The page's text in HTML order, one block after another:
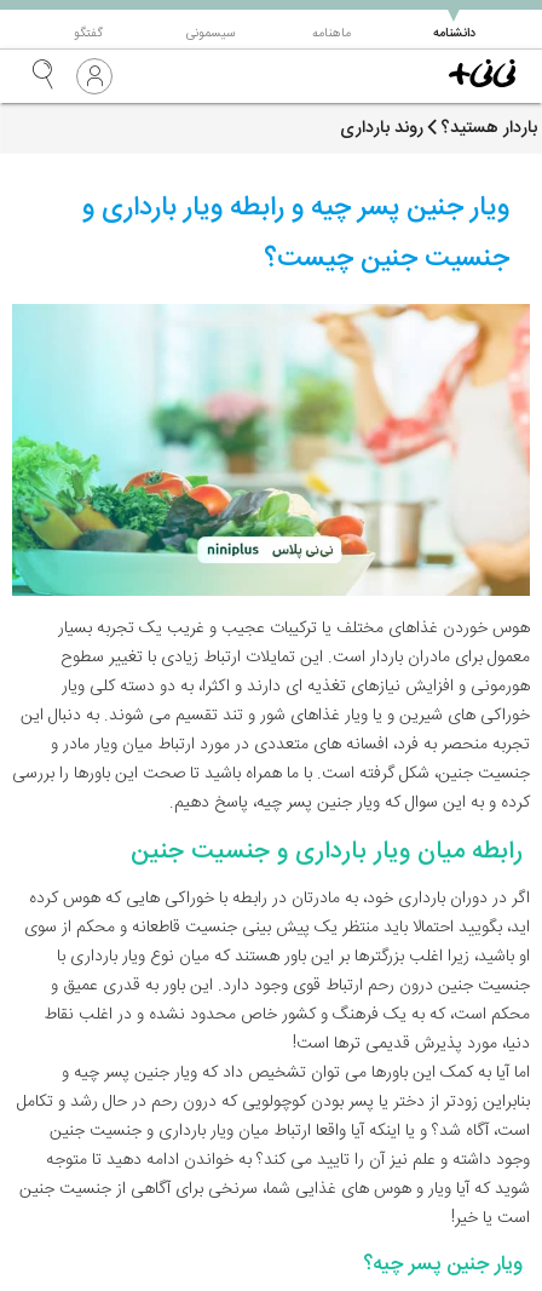
دانشنامه
▼ ماهنامه سیسمونی گفتگو
باردار هستید؟ روند بارداری
ویار جنین پسر چیه و رابطه ویار بارداری و
جنسیت جنین چیست؟
هوس خوردن غذاهای مختلف یا ترکیبات عجیب و غریب یک تجربه بسیار
معمول برای مادران باردار است. این تمایلات ارتباط زیادی با تغییر سطوح
هورمونی و افزایش نیازهای تغذیه ای دارند و اکثرا، به دو دسته کلی ویار
خوراکی های شیرین و یا ویار غذاهای شور و تند تقسیم می شوند. به دنبال این
تجربه منحصر به فرد، افسانه های متعددی در مورد ارتباط میان ویار مادر و
جنسیت جنین، شکل گرفته است. با ما همراه باشید تا صحت این باورها را بررسی
کرده و به این سوال که ویار جنین پسر چیه، پاسخ دهیم.
رابطه میان ویار بارداری و جنسیت جنین
اگر در دوران بارداری خود، به مادرتان در رابطه با خوراکی هایی که هوس کرده
اید، بگویید احتمالا باید منتظر یک پیش بینی جنسیت قاطعانه و محکم از سوی
او باشید، زیرا اغلب بزرگترها بر این باور هستند که میان نوع ویار بارداری با
جنسیت جنین درون رحم ارتباط قوی وجود دارد. این باور به قدری عمیق و
محکم است، که به یک فرهنگ و کشور خاص محدود نشده و در اغلب نقاط
دنیا، مورد پذیرش قدیمی ترها است!
اما آیا به کمک این باورها می توان تشخیص داد که ویار جنین پسر چیه و
بنابراین زودتر از دختر یا پسر بودن کوچولویی که درون رحم در حال رشد و تکامل
است، آگاه شد؟ و یا اینکه آیا واقعا ارتباط میان ویار بارداری و جنسیت جنین
وجود داشته و علم نیز آن را تایید می کند؟ به خواندن ادامه دهید تا متوجه
شوید که آیا ویار و هوس های غذایی شما، سرنخی برای آگاهی از جنسیت جنین
است یا خیر!
ویار جنین پسر چیه؟